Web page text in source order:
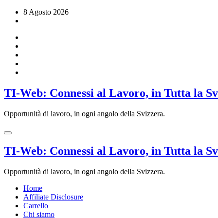
8 Agosto 2026
TI-Web: Connessi al Lavoro, in Tutta la
Opportunità di lavoro, in ogni angolo della Svizzera.
TI-Web: Connessi al Lavoro, in Tutta la
Opportunità di lavoro, in ogni angolo della Svizzera.
Home
Affiliate Disclosure
Carrello
Chi siamo